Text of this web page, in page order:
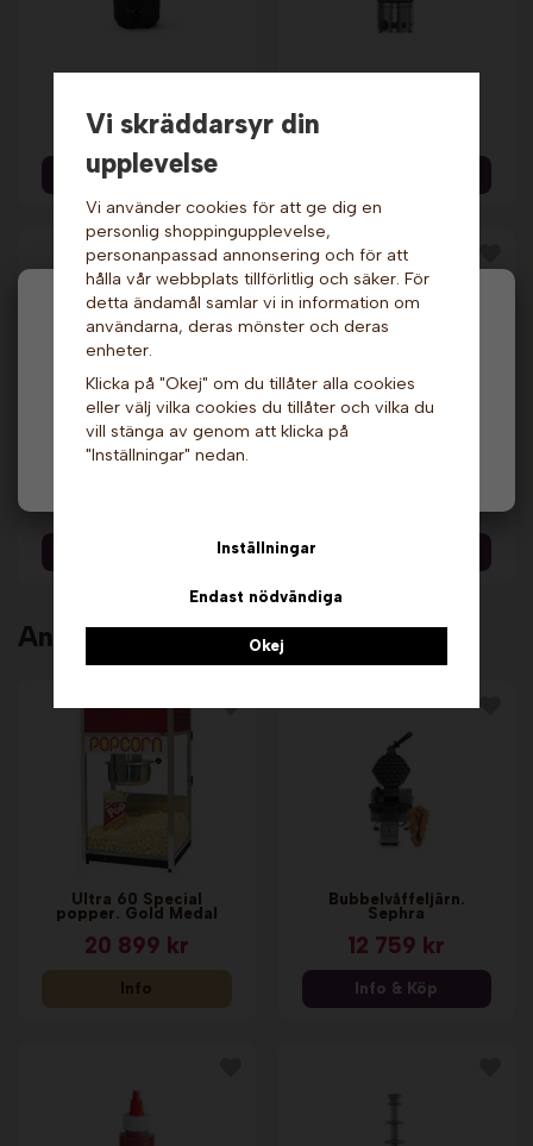
Hej och välkommen till Gottes!
Hos oss får alla handla men välj privatperson (inkl.
moms) eller företag (exkl. moms) för hur våra priser
ska visas.
Privat
459 kr
Info & Köp
Chokladfontän -
Cortez. Sephra
Andra köpte även
Ultra 60 Special
popper. Gold Medal
20 899 kr
Info
Bubbelvåffeljärn.
Sephra
12 759 kr
Info & Köp
Vi skräddarsyr din
upplevelse
Vi använder cookies för att ge dig en
personlig shoppingupplevelse,
personanpassad annonsering och för att
hålla vår webbplats tillförlitlig och säker. För
detta ändamål samlar vi in information om
användarna, deras mönster och deras
enheter.
Klicka på "Okej" om du tillåter alla cookies
eller välj vilka cookies du tillåter och vilka du
vill stänga av genom att klicka på
"Inställningar" nedan.
Inställningar
Endast nödvändiga
Okej